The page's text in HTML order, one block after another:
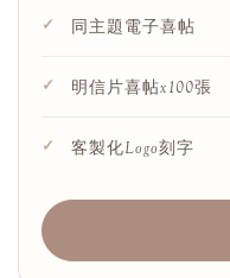
✓ 同主題電子喜帖
✓ 明信片喜帖x100張
✓ 客製化Logo刻字